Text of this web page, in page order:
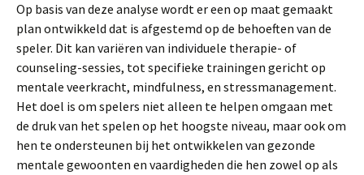
Op basis van deze analyse wordt er een op maat gemaakt
plan ontwikkeld dat is afgestemd op de behoeften van de
speler. Dit kan variëren van individuele therapie- of
counseling-sessies, tot specifieke trainingen gericht op
mentale veerkracht, mindfulness, en stressmanagement.
Het doel is om spelers niet alleen te helpen omgaan met
de druk van het spelen op het hoogste niveau, maar ook om
hen te ondersteunen bij het ontwikkelen van gezonde
mentale gewoonten en vaardigheden die hen zowel op als